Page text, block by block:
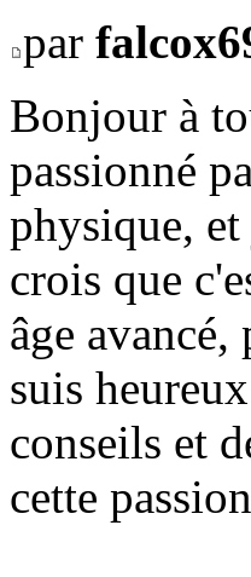
par
Bonjour à
passionné
physique,
crois que
âge
suis
conseils et
cette